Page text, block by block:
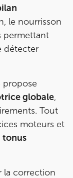
le nourrisson
permettant
détecter
propose
globale,
Tout
moteurs et
tonus
la correction